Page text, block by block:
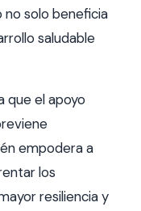
solo beneficia
saludable
que el apoyo
empodera a
los
resiliencia y